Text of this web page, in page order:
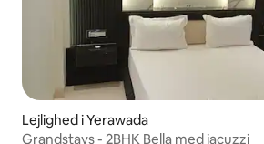
Lejlighed i Yerawada
Grandstays - 2BHK Bella med jacuzzi